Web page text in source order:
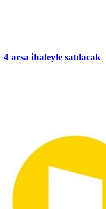
4 arsa ihaleyle satılacak